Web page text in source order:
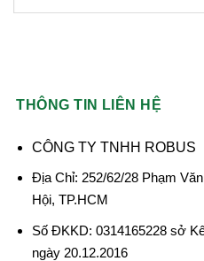
THÔNG TIN LIÊN HỆ
CÔNG TY TNHH ROBUS
Địa Chỉ: 252/62/28 Phạm
Hội, TP.HCM
Số ĐKKD: 0314165228 sở
ngày 20.12.2016